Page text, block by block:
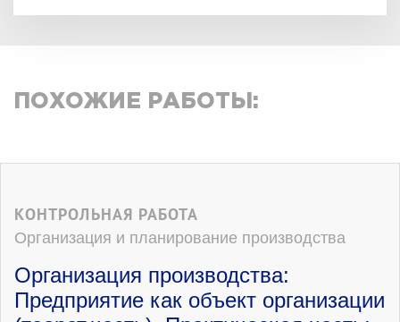
ПОХОЖИЕ РАБОТЫ:
КОНТРОЛЬНАЯ РАБОТА
Организация и планирование производства
Организация производства:
Предприятие как объект организации